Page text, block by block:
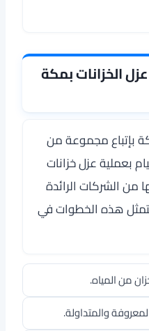
الخزانات بمكة
بإتباع مجموعة من
بعملية عزل خزانات
من الشركات الرائدة
هذه الخطوات في
من المياه.
والمتداولة.